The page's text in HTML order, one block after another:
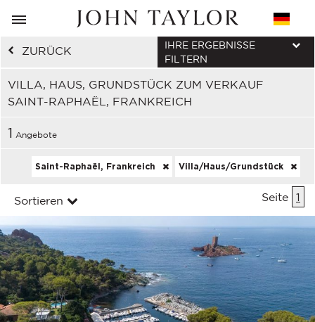
ZURÜCK
VILLA, HAUS, GRUNDSTÜCK ZUM VERKAUF
SAINT-RAPHAËL, FRANKREICH
IHRE ERGEBNISSE
FILTERN
1 Angebote
Saint-Raphaël, Frankreich Villa/Haus/Grundstück
Sortieren Seite 1